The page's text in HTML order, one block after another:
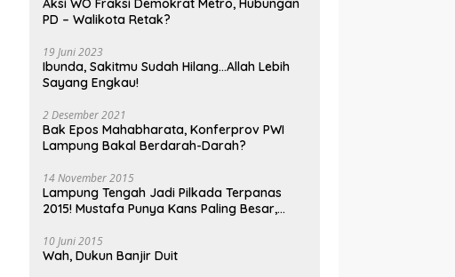
Aksi WO Fraksi Demokrat Metro, Hubungan
PD – Walikota Retak?
19 Juni 2023
Ibunda, Sakitmu Sudah Hilang…Allah Lebih
Sayang Engkau!
2 Desember 2021
Bak Epos Mahabharata, Konferprov PWI
Lampung Bakal Berdarah-Darah?
14 November 2015
Lampung Tengah Jadi Pilkada Terpanas
2015! Mustafa Punya Kans Paling Besar,
10 Juni 2015
Wah, Dukun Banjir Duit